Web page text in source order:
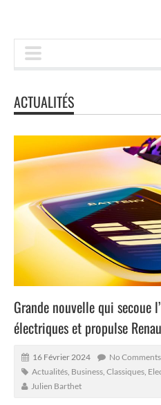
ACTUALITÉS
Grande nouvelle qui secoue
électriques et propulse
16 Février 2024
No Comments
Actualités Business Classiques
Julien Barthet